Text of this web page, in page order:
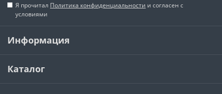
Я прочитал Политика конфиденциальности и согласен с
условиями
Информация
Каталог